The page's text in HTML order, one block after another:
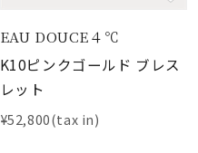
EAU DOUCE４℃
K10ピンクゴールド ブレス
レット
¥52,800(tax in)